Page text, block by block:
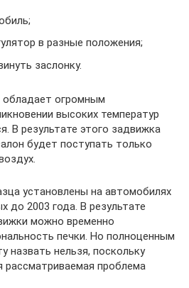
в разные положения;
заслонку.
обладает огромным
высоких температур
В результате этого задвижка
будет поступать только
установлены на автомобилях
до 2003 года. В результате
можно временно
печки. Но полноценным
назвать нельзя, поскольку
рассматриваемая проблема